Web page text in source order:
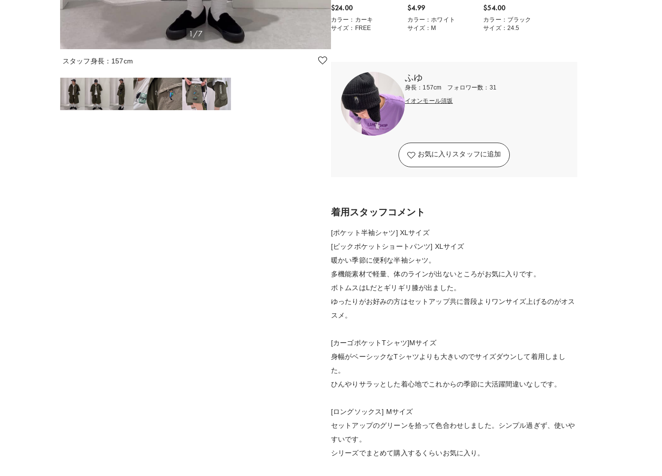
1/7
スタッフ身長：157cm
プポーチ
$‌24.00
カラー：カーキ
サイズ：FREE
ックス
$‌4.99
カラー：ホワイト
サイズ：M
スニーカー
$‌54.00
カラー：ブラック
サイズ：24.5
ふゆ
身長：157cm フォロワー数：31
イオンモール須坂
お気に入りスタッフに追加
着用スタッフコメント
[ポケット半袖シャツ] XLサイズ
[ビックポケットショートパンツ] XLサイズ
暖かい季節に便利な半袖シャツ。
多機能素材で軽量、体のラインが出ないところがお気に入りです。
ボトムスはLだとギリギリ膝が出ました。
ゆったりがお好みの方はセットアップ共に普段よりワンサイズ上げるのがオス
スメ。
[カーゴポケットTシャツ]Mサイズ
身幅がベーシックなTシャツよりも大きいのでサイズダウンして着用しまし
た。
ひんやりサラッとした着心地でこれからの季節に大活躍間違いなしです。
[ロングソックス] Mサイズ
セットアップのグリーンを拾って色合わせしました。シンプル過ぎず、使いや
すいです。
シリーズでまとめて購入するくらいお気に入り。